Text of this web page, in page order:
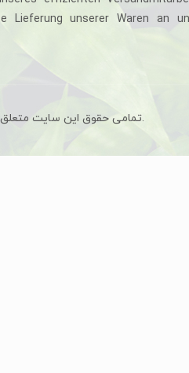
Lieferung unserer Waren an
تمامی حقوق این سایت متعلق به مجموعه آرین پلنت می باشد.